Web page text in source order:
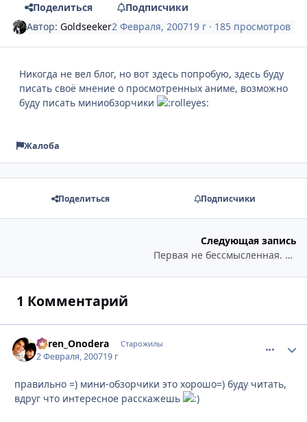
Поделиться
Подписчики
Автор:Goldseeker2 Февраля, 200719 г · 185 просмотров
Никогда не вел блог, но вот здесь попробую, здесь буду
писать своё мнение о просмотренных аниме, возможно
буду писать миниобзорчики
Жалоба
Поделиться Подписчики
Следующая запись
Первая не бессмысленная. Пускай будет про Харухи
1 Комментарий
Karen_Onodera Старожилы
2 Февраля, 200719 г
правильно =) мини-обзорчики это хорошо=) буду читать,
вдруг что интересное расскажешь